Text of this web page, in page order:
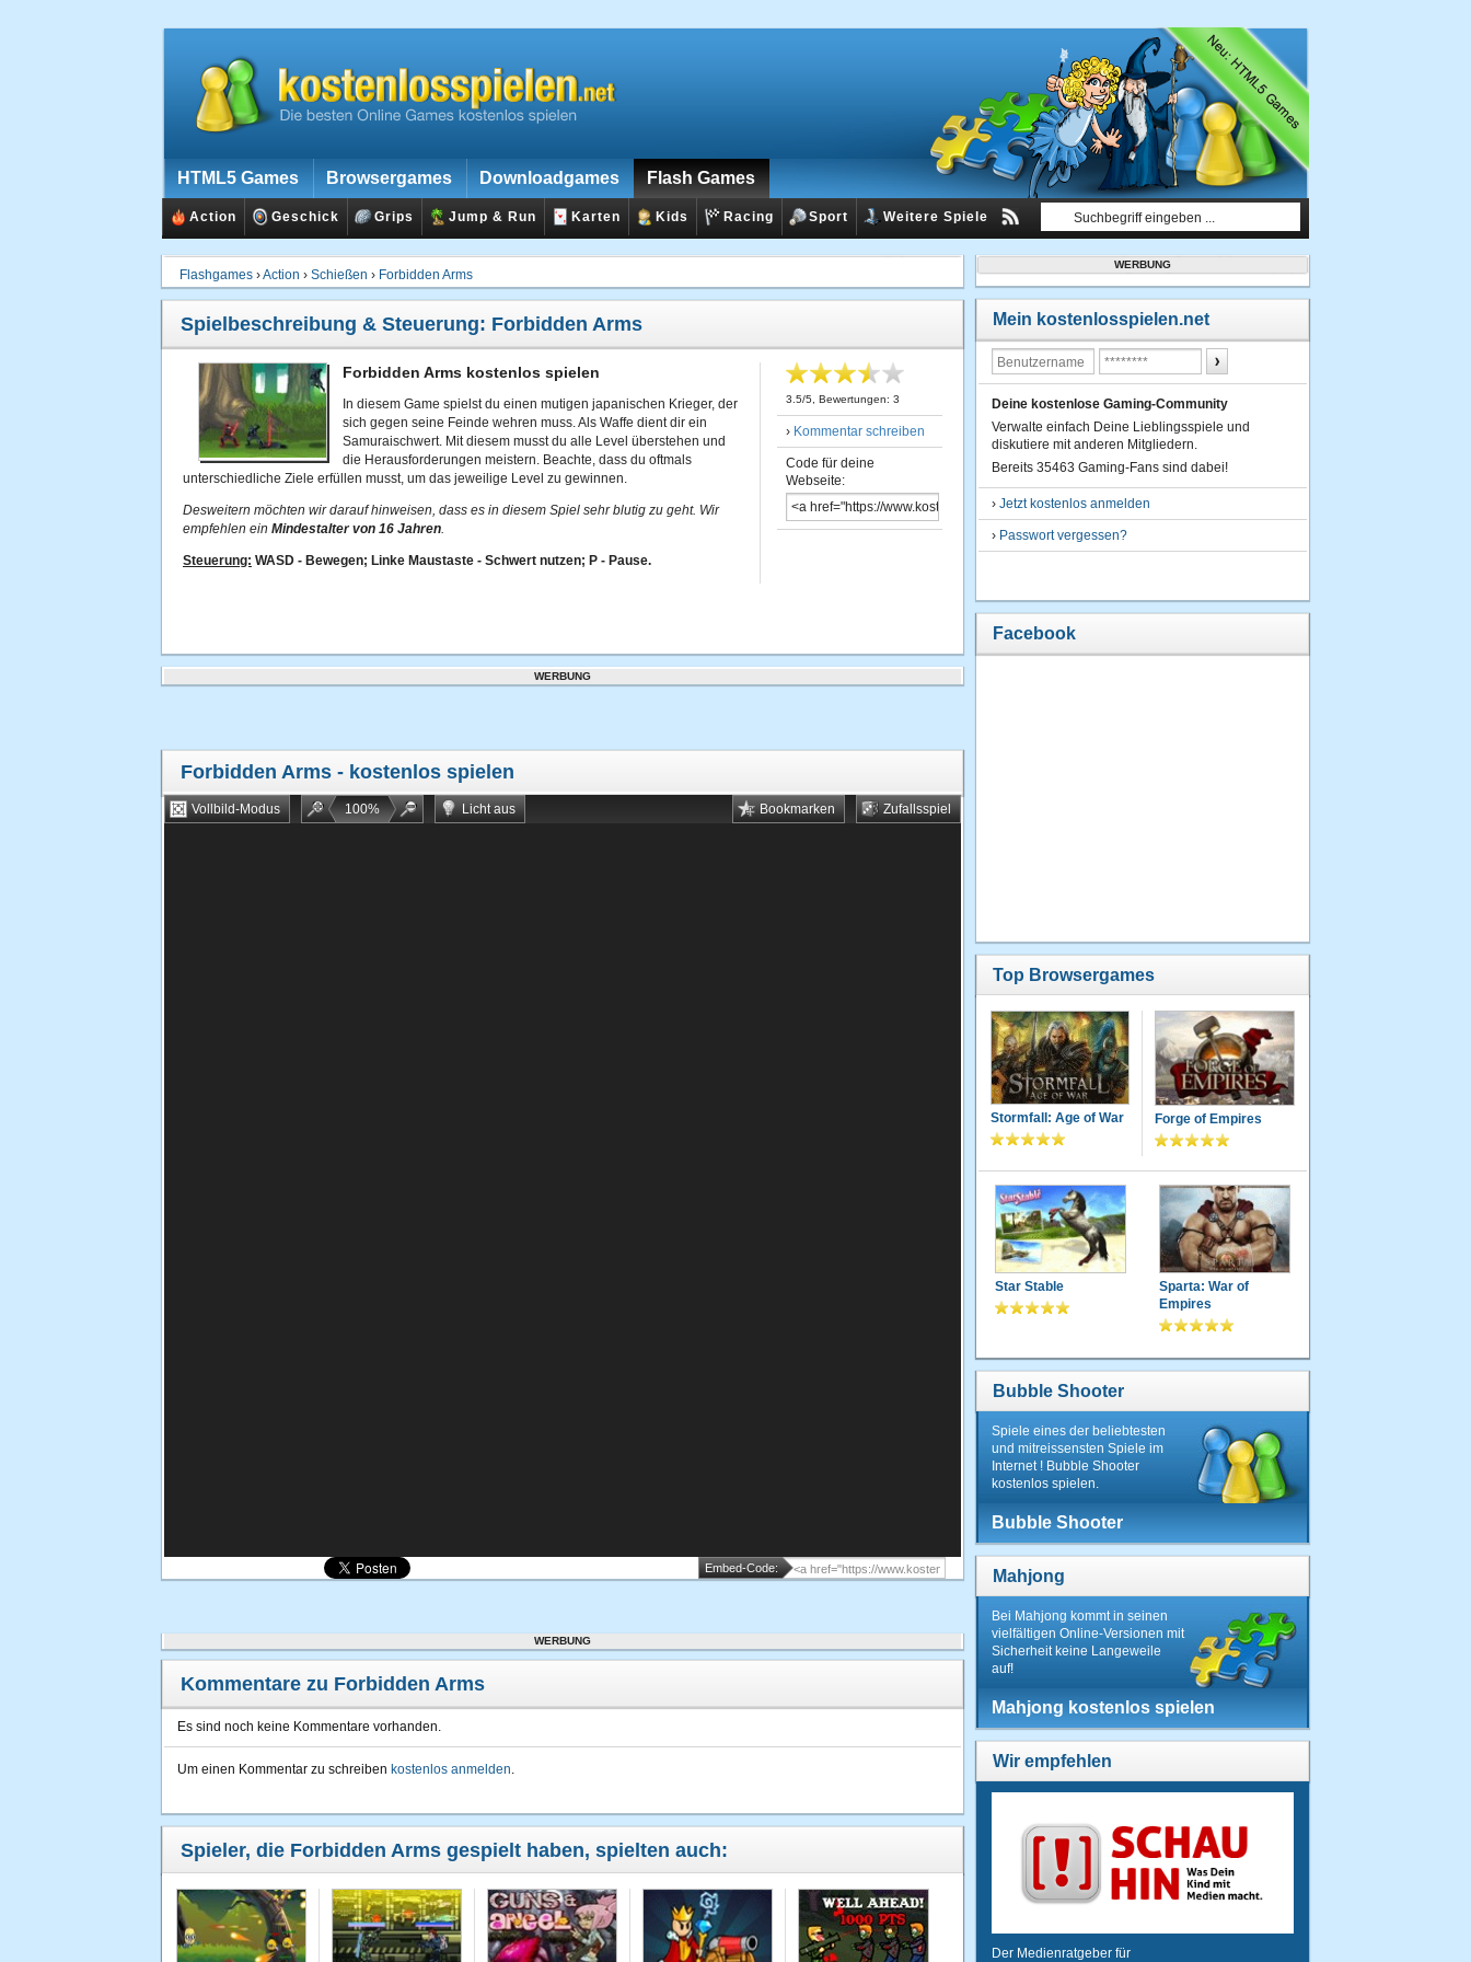
HTML5 Games Browsergames Downloadgames Flash Games
Action Geschick Grips Jump & Run Karten Kids Racing Sport Weitere Spiele
Flashgames ›Action › Schießen › Forbidden Arms
Spielbeschreibung & Steuerung: Forbidden Arms
Forbidden Arms kostenlos spielen
In diesem Game spielst du einen mutigen japanischen Krieger, der
sich gegen seine Feinde wehren muss. Als Waffe dient dir ein
Samuraischwert. Mit diesem musst du alle Level überstehen und
die Herausforderungen meistern. Beachte, dass du oftmals
unterschiedliche Ziele erfüllen musst, um das jeweilige Level zu gewinnen.
Desweitern möchten wir darauf hinweisen, dass es in diesem Spiel sehr blutig zu geht. Wir
empfehlen ein Mindestalter von 16 Jahren.
Steuerung: WASD - Bewegen; Linke Maustaste - Schwert nutzen; P - Pause.
3.5/5 , Bewertungen: 3
› Kommentar schreiben
Code für deine
Webseite:
WERBUNG
Forbidden Arms - kostenlos spielen
Vollbild-Modus 100% Licht aus Zufallsspiel
Bookmarken
Embed-Code:
WERBUNG
Kommentare zu Forbidden Arms
Es sind noch keine Kommentare vorhanden.
Um einen Kommentar zu schreiben kostenlos anmelden.
Spieler, die Forbidden Arms gespielt haben, spielten auch:
WERBUNG
Mein kostenlosspielen.net
Deine kostenlose Gaming-Community
Verwalte einfach Deine Lieblingsspiele und
diskutiere mit anderen Mitgliedern.
Bereits 35463 Gaming-Fans sind dabei!
› Jetzt kostenlos anmelden
› Passwort vergessen?
Facebook
Top Browsergames
Stormfall: Age of War Forge of Empires
Star Stable
Sparta: War of
Empires
Bubble Shooter
Spiele eines der beliebtesten
und mitreissensten Spiele im
Internet ! Bubble Shooter
kostenlos spielen.
Bubble Shooter
Mahjong
Bei Mahjong kommt in seinen
vielfältigen Online-Versionen mit
Sicherheit keine Langeweile
auf!
Mahjong kostenlos spielen
Wir empfehlen
Der Medienratgeber für